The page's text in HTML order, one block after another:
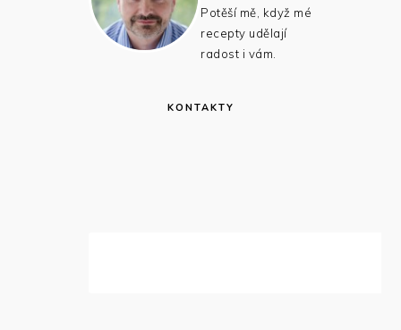
Potěší mě, když mé
recepty udělají
radost i vám.
KONTAKTY